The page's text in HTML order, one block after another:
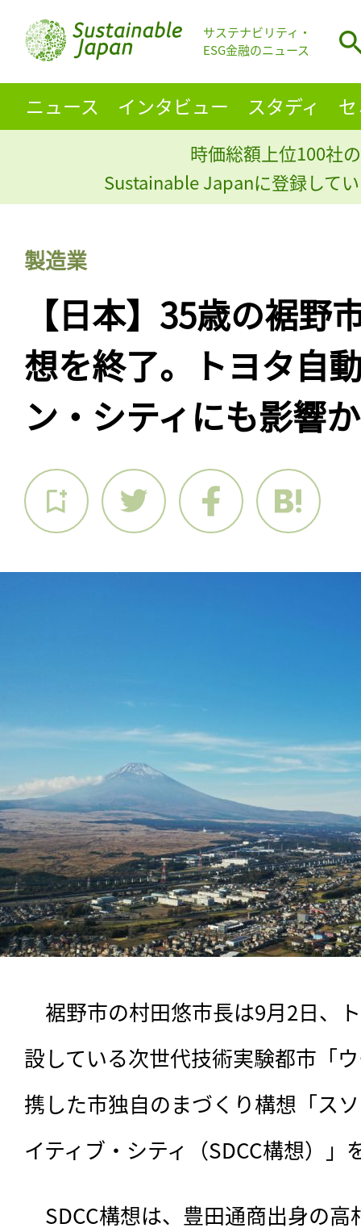
サステナビリティ・
ESG金融のニュース
ニュース インタビュー スタディ
時価総額上位100社
Sustainable Japanに登録して
製造業
【日本】35歳の裾野
想を終了。トヨタ自
ン・シティにも影響か
裾野市の村田悠市長は9月2日、
設している次世代技術実験都市「
携した市独自のまづくり構想「ス
イティブ・シティ（SDCC構想）
SDCC構想は、 豊田通商出身の高